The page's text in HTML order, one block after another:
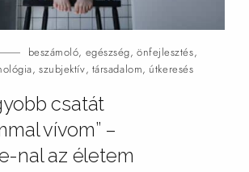
beszámoló, egészség,önfejlesztés,
,szubjektív, társadalom, útkeresés
csatát
vívom” –
nal az életem